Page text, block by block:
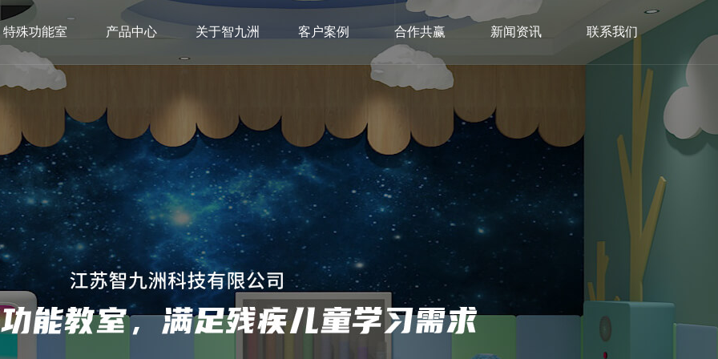
特殊功能室 产品中心 关于智九洲 客户案例 合作共赢 新闻资讯 联系我们